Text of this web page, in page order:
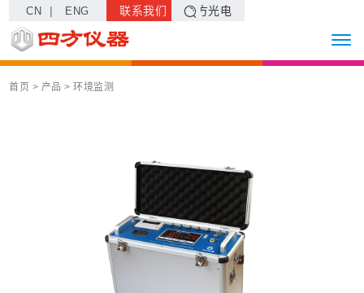
CN | ENG 联系我们 四方光电
首页 > 产品 >环境监测